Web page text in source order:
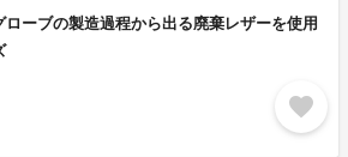
ーブの製造過程から出る廃棄レザーを使用
favorite